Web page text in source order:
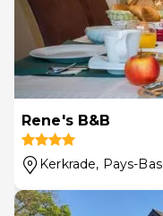
Rene's B&B
Kerkrade, Pays-Bas